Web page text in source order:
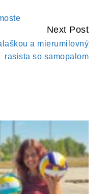
Next Post
a mierumilovný
rasista so samopalom